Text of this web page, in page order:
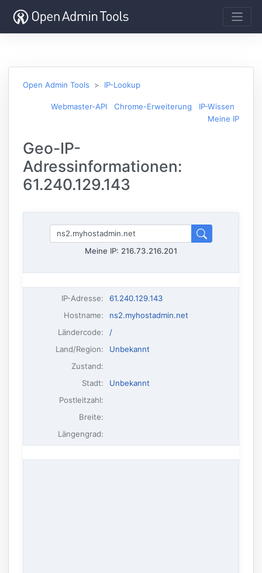
Open Admin Tools IP-Lookup
Webmaster-API Chrome-Erweiterung
IP-Wissen
Meine IP
Geo-IP-
Adressinformationen:
61.240.129.143
Meine IP: 216.73.216.201
IP-Adresse:
61.240.129.143
Hostname:
ns2.myhostadmin.net
Ländercode:
/
Land/Region:
Unbekannt
Zustand:
Stadt:
Unbekannt
Postleitzahl:
Breite:
Längengrad: